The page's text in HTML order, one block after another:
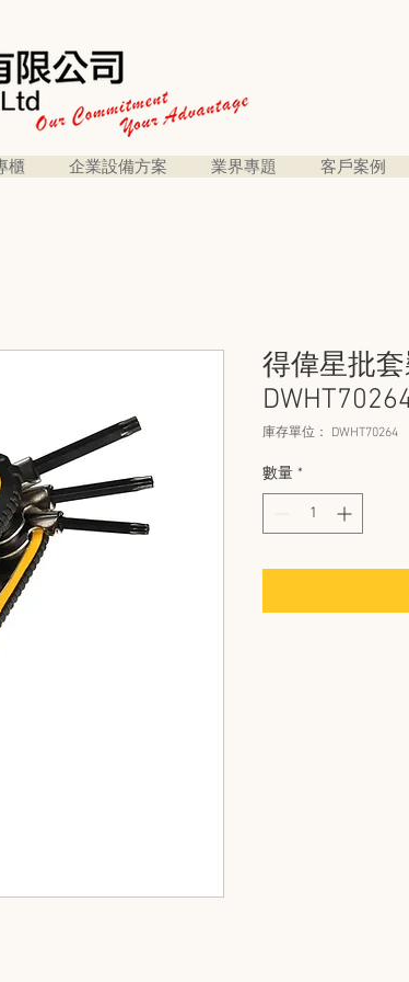
櫃 企業設備方案 業界專題 客戶案例
得偉星批
庫存單位： DWHT70264
數量 *